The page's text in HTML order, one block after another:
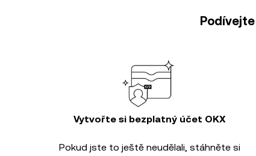
Vytvořte si bezplatný účet OKX
Pokud jste to ještě neudělali, stáhněte si